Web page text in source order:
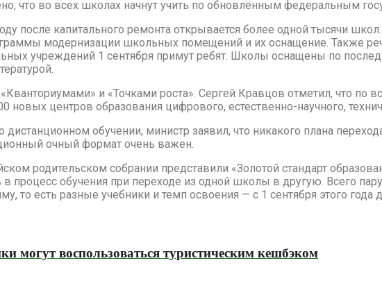
что во всех школах начнут учить по обновлённым федеральным
после капитального ремонта открывается более одной тысячи
модернизации школьных помещений и их оснащение. Также
учреждений 1 сентября примут ребят. Школы оснащены по
и «Точками роста». Сергей Кравцов отметил, что по
новых центров образования цифрового, естественно-научного,
дистанционном обучении, министр заявил, что никакого плана
очный формат очень важен.
родительском собрании представили «Золотой стандарт
в процесс обучения при переходе из одной школы в другую. Всего
то есть разные учебники и темп освоения — с 1 сентября этого
могут воспользоваться туристическим кешбэком